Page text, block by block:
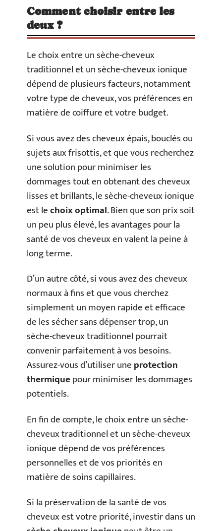
Comment choisir entre les
deux ?
Le choix entre un sèche-cheveux
traditionnel et un sèche-cheveux ionique
dépend de plusieurs facteurs, notamment
votre type de cheveux, vos préférences en
matière de coiffure et votre budget.
Si vous avez des cheveux épais, bouclés ou
sujets aux frisottis, et que vous recherchez
une solution pour minimiser les
dommages tout en obtenant des cheveux
lisses et brillants, le sèche-cheveux ionique
est lechoix optimal. Bien que son prix soit
un peu plus élevé, les avantages pour la
santé de vos cheveux en valent la peine à
long terme.
D’un autre côté, si vous avez des cheveux
normaux à fins et que vous cherchez
simplement un moyen rapide et efficace
de les sécher sans dépenser trop, un
sèche-cheveux traditionnel pourrait
convenir parfaitement à vos besoins.
Assurez-vous d’utiliser uneprotection
thermiquepour minimiser les dommages
potentiels.
En fin de compte, le choix entre un sèche-
cheveux traditionnel et un sèche-cheveux
ionique dépend de vos préférences
personnelles et de vos priorités en
matière de soins capillaires.
Si la préservation de la santé de vos
cheveux est votre priorité, investir dans un